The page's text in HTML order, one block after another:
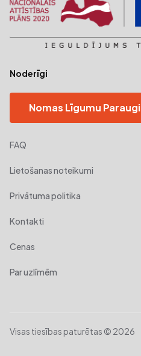
Noderīgi
Nomas Līgumu Paraugi
FAQ
Lietošanas noteikumi
Privātuma politika
Kontakti
Cenas
Par uzlīmēm
Visas tiesības paturētas © 2026